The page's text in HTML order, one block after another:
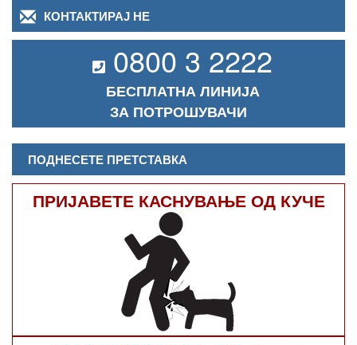
КОНТАКТИРАЈ НЕ
0800 3 2222
БЕСПЛАТНА ЛИНИЈА
ЗА ПОТРОШУВАЧИ
ПОДНЕСЕТЕ ПРЕТСТАВКА
ПРИЈАВЕТЕ КАСНУВАЊЕ ОД КУЧЕ